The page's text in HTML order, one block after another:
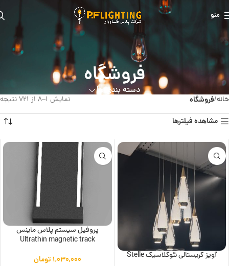
منو
فروشگاه
دسته بندی ها
خانه فروشگاه نمایش 1–8 از 721 نتیجه
مشاهده فیلترها
آویز کریستالی نئوکلاسیک Stelle
پروفیل سیستم پلاس ماینس
Ultrathin magnetic track
۱,۰۳۰,۰۰۰ تومان